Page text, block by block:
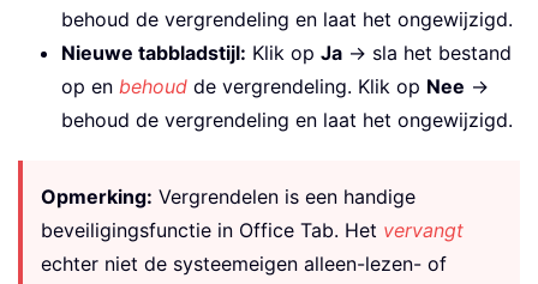
behoud de vergrendeling en laat het ongewijzigd.
Nieuwe tabbladstijl: Klik op Ja → sla het bestand
op en behoud de vergrendeling. Klik op Nee →
behoud de vergrendeling en laat het ongewijzigd.
Opmerking: Vergrendelen is een handige
beveiligingsfunctie in Office Tab. Het vervangt
echter niet de systeemeigen alleen-lezen- of